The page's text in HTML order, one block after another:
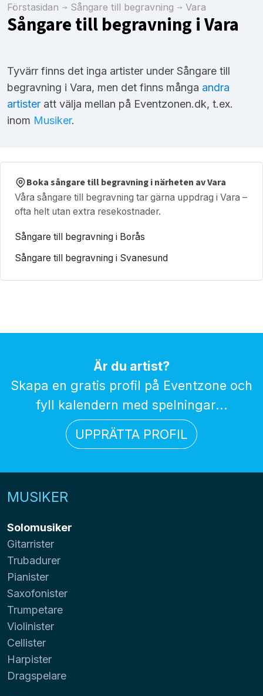
Förstasidan Sångare till begravning Vara
Sångare till begravning i Vara
Tyvärr finns det inga artister under Sångare till
begravning i Vara, men det finns många andra
artister att välja mellan på Eventzonen.dk, t.ex.
inom Musiker.
Boka sångare till begravning i närheten av Vara
Våra sångare till begravning tar gärna uppdrag i Vara –
ofta helt utan extra resekostnader.
Sångare till begravning i Borås
Sångare till begravning i Svanesund
Är du artist?
Skapa en gratis profil på Eventzone och
fyll kalendern med spelningar...
UPPRÄTTA PROFIL
MUSIKER
Solomusiker
Gitarrister
Trubadurer
Pianister
Saxofonister
Trumpetare
Violinister
Cellister
Harpister
Dragspelare